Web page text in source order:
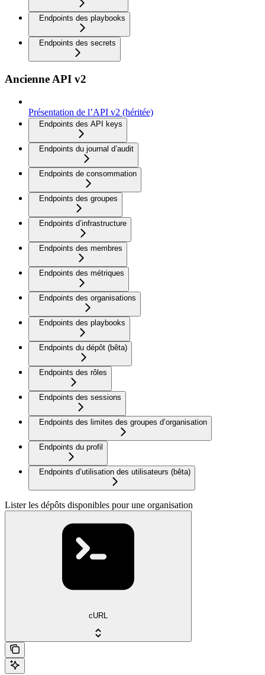
Endpoints des playbooks
Endpoints des secrets
Ancienne API v2
Présentation de l’API v2 (héritée)
Endpoints des API keys
Endpoints du journal d’audit
Endpoints de consommation
Endpoints des groupes
Endpoints d’infrastructure
Endpoints des membres
Endpoints des métriques
Endpoints des organisations
Endpoints des playbooks
Endpoints du dépôt (bêta)
Endpoints des rôles
Endpoints des sessions
Endpoints des limites des groupes d’organisation
Endpoints du profil
Endpoints d’utilisation des utilisateurs (bêta)
Lister les dépôts disponibles pour une organisation
cURL